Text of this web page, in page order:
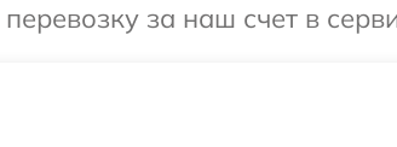
за наш счет в